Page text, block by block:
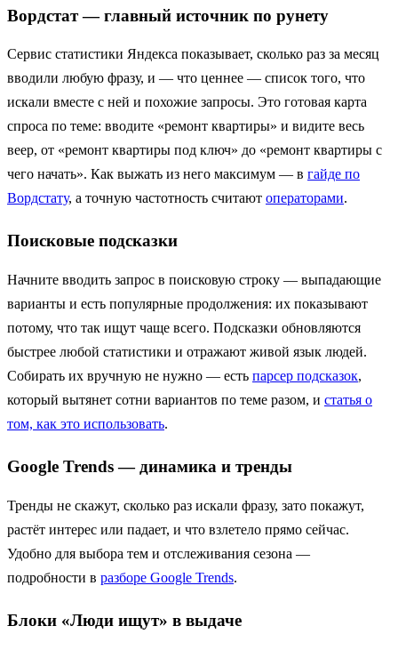
Вордстат — главный источник по рунету
Сервис статистики Яндекса показывает, сколько раз за месяц
вводили любую фразу, и — что ценнее — список того, что
искали вместе с ней и похожие запросы. Это готовая карта
спроса по теме: вводите «ремонт квартиры» и видите весь
веер, от «ремонт квартиры под ключ» до «ремонт квартиры с
чего начать». Как выжать из него максимум — в гайде по
Вордстату, а точную частотность считают операторами.
Поисковые подсказки
Начните вводить запрос в поисковую строку — выпадающие
варианты и есть популярные продолжения: их показывают
потому, что так ищут чаще всего. Подсказки обновляются
быстрее любой статистики и отражают живой язык людей.
Собирать их вручную не нужно — есть парсер подсказок,
который вытянет сотни вариантов по теме разом, и статья о
том, как это использовать.
Google Trends — динамика и тренды
Тренды не скажут, сколько раз искали фразу, зато покажут,
растёт интерес или падает, и что взлетело прямо сейчас.
Удобно для выбора тем и отслеживания сезона —
подробности в разборе Google Trends.
Блоки «Люди ищут» в выдаче